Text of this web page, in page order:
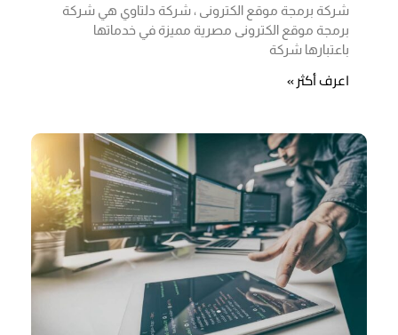
شركة برمجة موقع الكترونى ، شركة دلتاوي هي شركة
برمجة موقع الكترونى مصرية مميزة في خدماتها
باعتبارها شركة
اعرف أكثر »